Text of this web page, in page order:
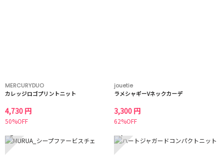
MERCURYDUO
カレッジロゴプリントニット
4,730 円
50%OFF
jouetie
ラメシャギーVネックカーデ
3,300 円
62%OFF
3 4